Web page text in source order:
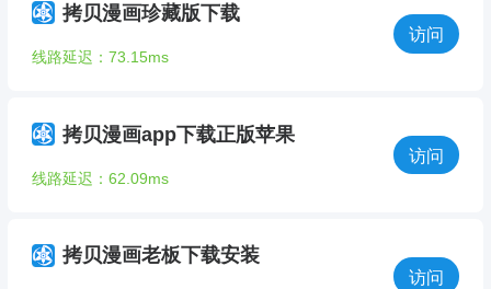
拷贝漫画珍藏版下载
线路延迟：73.15ms
访问
拷贝漫画app下载正版苹果
线路延迟：62.09ms
访问
拷贝漫画老板下载安装
访问